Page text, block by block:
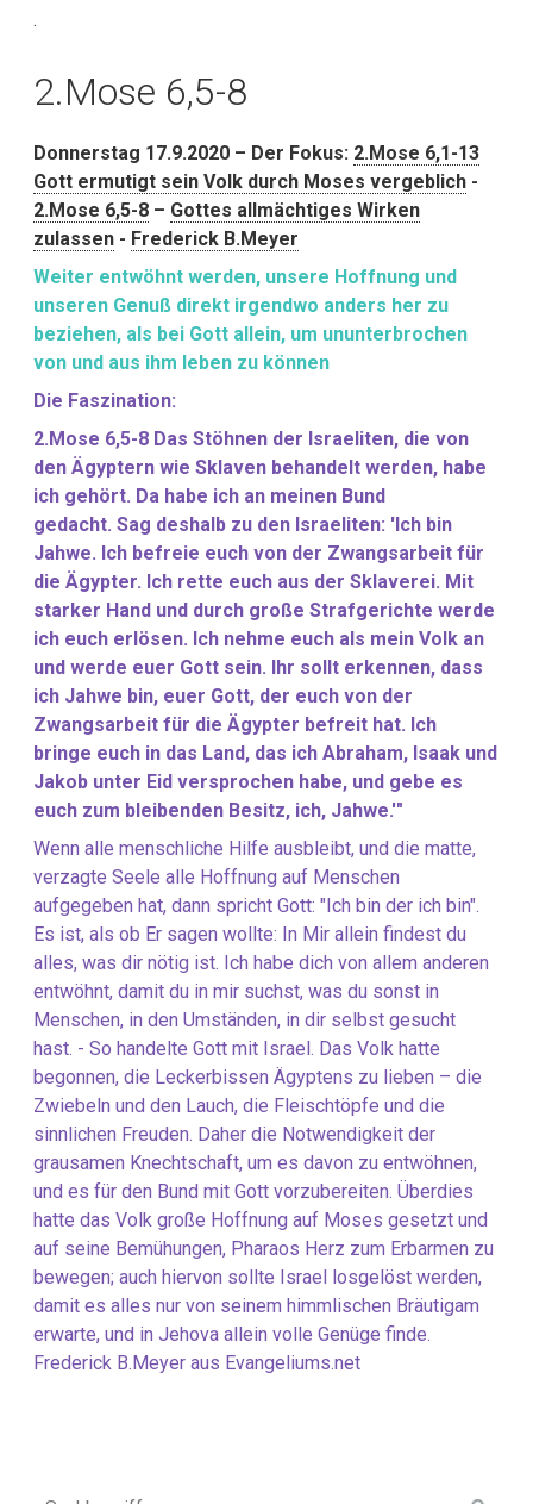
.
2.Mose 6,5-8
Donnerstag 17.9.2020 – Der Fokus: 2.Mose 6,1-13
Gott ermutigt sein Volk durch Moses vergeblich -
2.Mose 6,5-8 – Gottes allmächtiges Wirken
zulassen - Frederick B.Meyer
Weiter entwöhnt werden, unsere Hoffnung und
unseren Genuß direkt irgendwo anders her zu
beziehen, als bei Gott allein, um ununterbrochen
von und aus ihm leben zu können
Die Faszination:
2.Mose 6,5-8 Das Stöhnen der Israeliten, die von
den Ägyptern wie Sklaven behandelt werden, habe
ich gehört. Da habe ich an meinen Bund
gedacht. Sag deshalb zu den Israeliten: 'Ich bin
Jahwe. Ich befreie euch von der Zwangsarbeit für
die Ägypter. Ich rette euch aus der Sklaverei. Mit
starker Hand und durch große Strafgerichte werde
ich euch erlösen. Ich nehme euch als mein Volk an
und werde euer Gott sein. Ihr sollt erkennen, dass
ich Jahwe bin, euer Gott, der euch von der
Zwangsarbeit für die Ägypter befreit hat. Ich
bringe euch in das Land, das ich Abraham, Isaak und
Jakob unter Eid versprochen habe, und gebe es
euch zum bleibenden Besitz, ich, Jahwe.'"
Wenn alle menschliche Hilfe ausbleibt, und die matte,
verzagte Seele alle Hoffnung auf Menschen
aufgegeben hat, dann spricht Gott: "Ich bin der ich bin".
Es ist, als ob Er sagen wollte: In Mir allein findest du
alles, was dir nötig ist. Ich habe dich von allem anderen
entwöhnt, damit du in mir suchst, was du sonst in
Menschen, in den Umständen, in dir selbst gesucht
hast. - So handelte Gott mit Israel. Das Volk hatte
begonnen, die Leckerbissen Ägyptens zu lieben – die
Zwiebeln und den Lauch, die Fleischtöpfe und die
sinnlichen Freuden. Daher die Notwendigkeit der
grausamen Knechtschaft, um es davon zu entwöhnen,
und es für den Bund mit Gott vorzubereiten. Überdies
hatte das Volk große Hoffnung auf Moses gesetzt und
auf seine Bemühungen, Pharaos Herz zum Erbarmen zu
bewegen; auch hiervon sollte Israel losgelöst werden,
damit es alles nur von seinem himmlischen Bräutigam
erwarte, und in Jehova allein volle Genüge finde.
Frederick B.Meyer aus Evangeliums.net